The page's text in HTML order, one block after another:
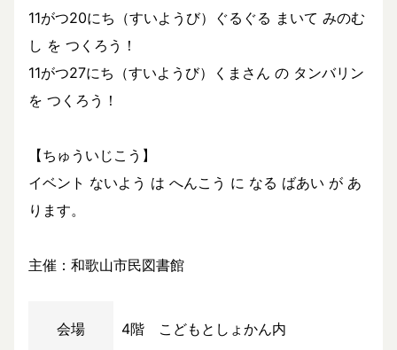
11がつ20にち（すいようび）ぐるぐる まいて みのむ
し を つくろう！
11がつ27にち（すいようび）くまさん の タンバリン
を つくろう！
【ちゅういじこう】
イベント ないよう は へんこう に なる ばあい が あ
ります。
主催：和歌山市民図書館
会場 4階 こどもとしょかん内